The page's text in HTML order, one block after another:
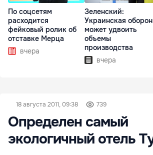
По соцсетям
расходится
фейковый ролик об
отставке Мерца
вчера
Зеленский:
Украинская
может удвоить
объемы
производства
вчера
18 августа 2011, 09:38 739
Определен самый
экологичный отель